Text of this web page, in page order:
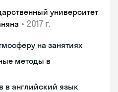
университет
• 2017 г.
на занятиях
методы в
в английский язык